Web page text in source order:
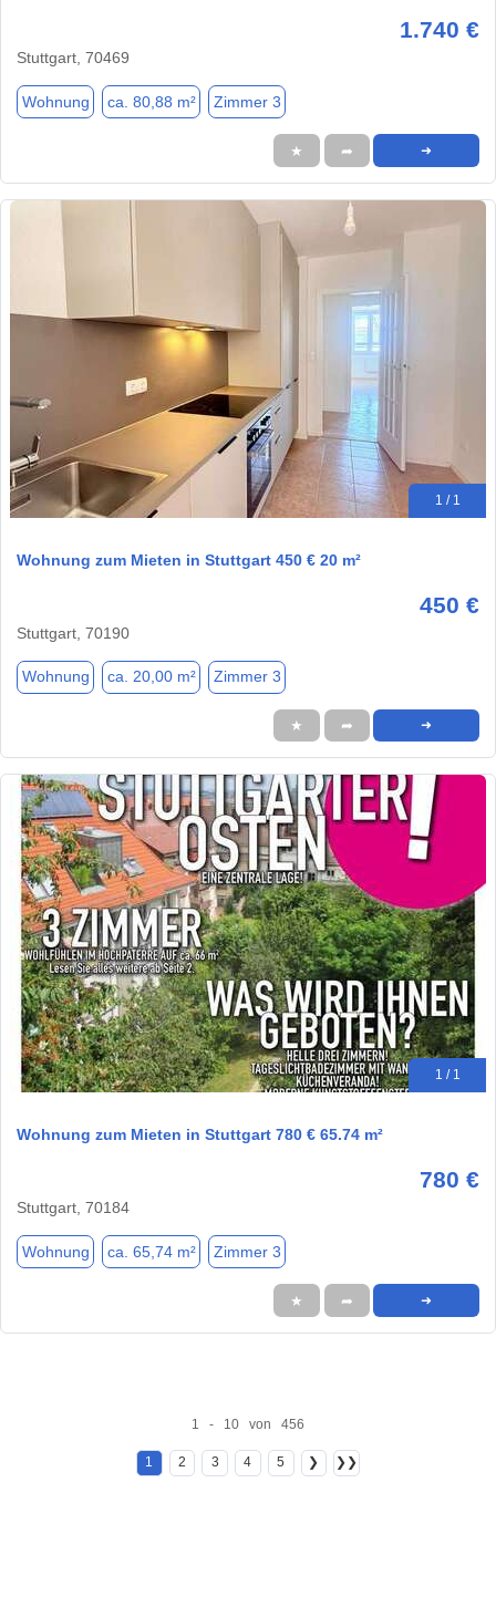
1.740 €
Stuttgart, 70469
Wohnung ca. 80,88 m² Zimmer 3
★ ➦ ➜
1 / 1
Wohnung zum Mieten in Stuttgart 450 € 20 m²
450 €
Stuttgart, 70190
Wohnung ca. 20,00 m² Zimmer 3
★ ➦ ➜
1 / 1
Wohnung zum Mieten in Stuttgart 780 € 65.74 m²
780 €
Stuttgart, 70184
Wohnung ca. 65,74 m² Zimmer 3
★ ➦ ➜
1 - 10 von 456
1 2 3 4 5 ❯ ❯❯